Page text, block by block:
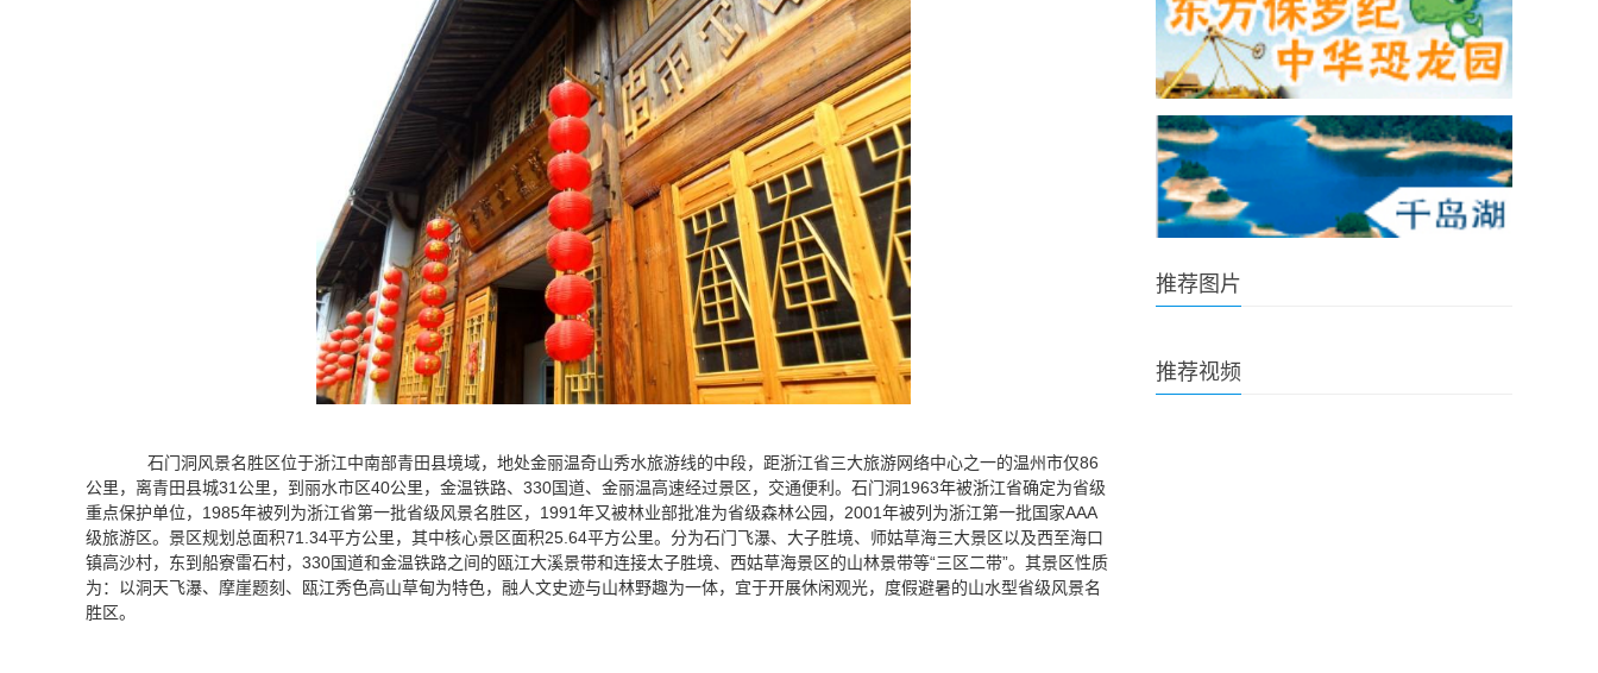
石门洞风景名胜区位于浙江中南部青田县境域，地处金丽温奇山秀水旅游线的中段，距浙江省三大旅游网络中心之一的温州市仅86
公里，离青田县城31公里，到丽水市区40公里，金温铁路、330国道、金丽温高速经过景区，交通便利。石门洞1963年被浙江省确定为省级
重点保护单位，1985年被列为浙江省第一批省级风景名胜区，1991年又被林业部批准为省级森林公园，2001年被列为浙江第一批国家AAA
级旅游区。景区规划总面积71.34平方公里，其中核心景区面积25.64平方公里。分为石门飞瀑、大子胜境、师姑草海三大景区以及西至海口
镇高沙村，东到船寮雷石村，330国道和金温铁路之间的瓯江大溪景带和连接太子胜境、西姑草海景区的山林景带等“三区二带”。其景区性质
为：以洞天飞瀑、摩崖题刻、瓯江秀色高山草甸为特色，融人文史迹与山林野趣为一体，宜于开展休闲观光，度假避暑的山水型省级风景名
胜区。
推荐图片
推荐视频